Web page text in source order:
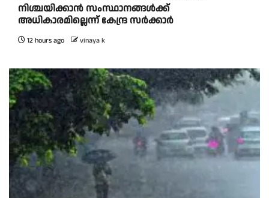
നിശ്ചയിക്കാൻ സംസ്ഥാനങ്ങൾക്ക്
അധികാരമില്ലെന്ന് കേന്ദ്ര സർക്കാർ
12 hours ago vinaya k